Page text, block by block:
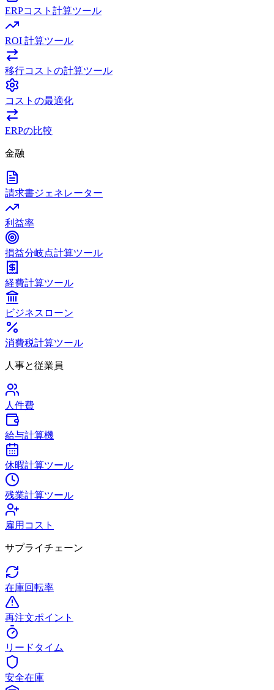
ERPコスト計算ツール
ROI 計算ツール
移行コストの計算ツール
コストの最適化
ERPの比較
金融
請求書ジェネレーター
利益率
損益分岐点計算ツール
経費計算ツール
ビジネスローン
消費税計算ツール
人事と従業員
人件費
給与計算機
休暇計算ツール
残業計算ツール
雇用コスト
サプライチェーン
在庫回転率
再注文ポイント
リードタイム
安全在庫